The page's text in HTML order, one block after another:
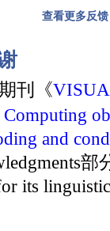
查看更多反
刊《
Computing
and
部
its